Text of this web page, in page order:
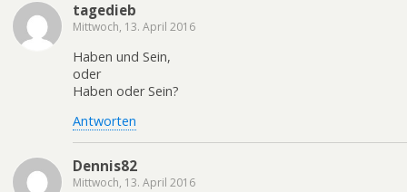
tagedieb
Mittwoch, 13. April 2016
Haben und Sein,
oder
Haben oder Sein?
Antworten
Dennis82
Mittwoch, 13. April 2016